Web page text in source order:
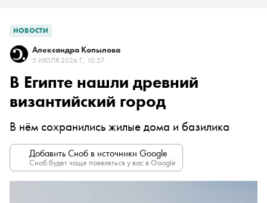
НОВОСТИ
Александра Копылова
5 ИЮЛЯ 2026 Г., 10:57
В Египте нашли древний
византийский город
В нём сохранились жилые дома и базилика
Добавить Сноб в источники Google
Сноб будет чаще появляться у вас в Google.